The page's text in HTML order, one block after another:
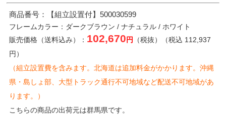
商品番号：【組立設置付】500030599
フレームカラー：ダークブラウン / ナチュラル / ホワイト
販売価格（送料込み）： 102,670 円
（税抜）（税込 112,937
円）
（組立設置費を含みます。北海道は追加料金がかかります。沖縄
県・島しょ部、大型トラック通行不可地域など配送不可地域があ
ります。）
こちらの商品の出荷元は群馬県です。